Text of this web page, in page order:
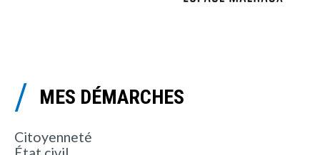
MES DÉMARCHES
Citoyenneté